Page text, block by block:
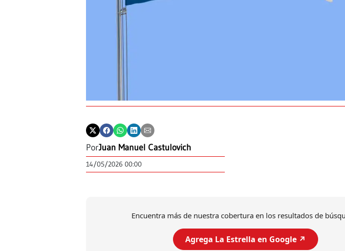
PorJuan Manuel Castulovich
14/05/2026 00:00
Encuentra más de nuestra cobertura en los resultados de
Agrega La Estrella en Google ↗️
emergencia de